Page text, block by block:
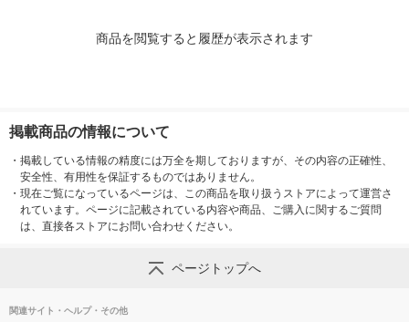
商品を閲覧すると履歴が表示されます
掲載商品の情報について
・ 掲載している情報の精度には万全を期しておりますが、その内容の正確性、
安全性、有用性を保証するものではありません。
・ 現在ご覧になっているページは、この商品を取り扱うストアによって運営さ
れています。ページに記載されている内容や商品、ご購入に関するご質問
は、直接各ストアにお問い合わせください。
ページトップへ
関連サイト・ヘルプ・その他